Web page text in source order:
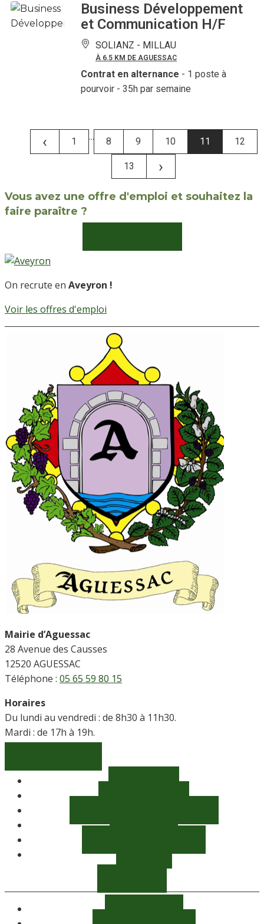
Business Développement
et Communication H/F
SOLIANZ - MILLAU
À 6.5 KM DE AGUESSAC
Contrat en alternance - 1 poste à
pourvoir - 35h par semaine
‹ 1 ... 8 9 10 11 12
13 ›
Vous avez une offre d'emploi et souhaitez la
faire paraître ?
On recrute en Aveyron !
Voir les offres d'emploi
Mairie d’Aguessac
28 Avenue des Causses
12520 AGUESSAC
Téléphone : 05 65 59 80 15
Horaires
Du lundi au vendredi : de 8h30 à 11h30.
Mardi : de 17h à 19h.